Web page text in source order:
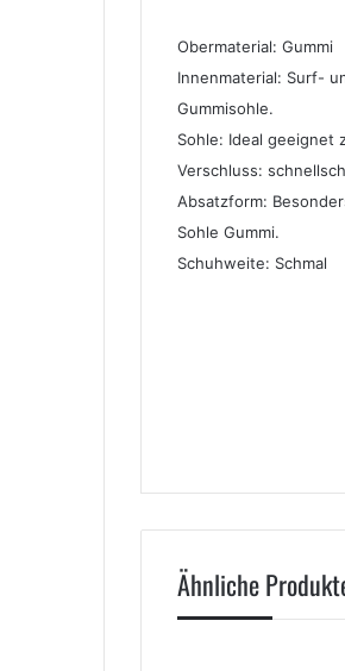
Obermaterial: Gummi
Innenmaterial: Surf-
Gummisohle.
Sohle: Ideal geeignet
Verschluss:
Absatzform:
Sohle Gummi.
Schuhweite: Schmal
Ähnliche